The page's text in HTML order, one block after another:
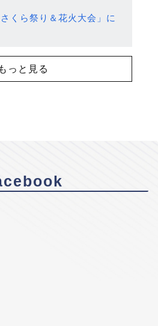
くら祭り＆花火大会」に
もっと見る